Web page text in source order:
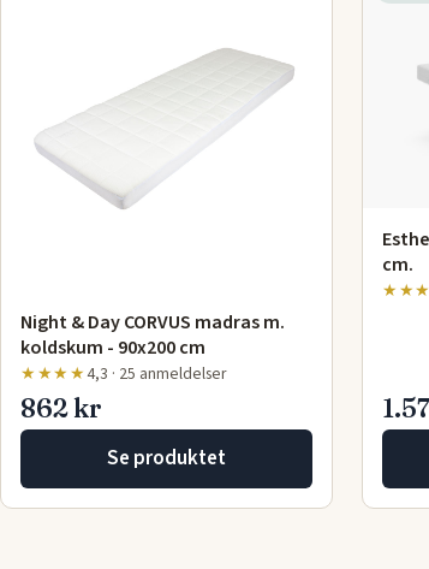
Night & Day CORVUS madras m.
koldskum - 90x200 cm
★★★★4,3 · 25 anmeldelser
862 kr
Se produktet
cm.